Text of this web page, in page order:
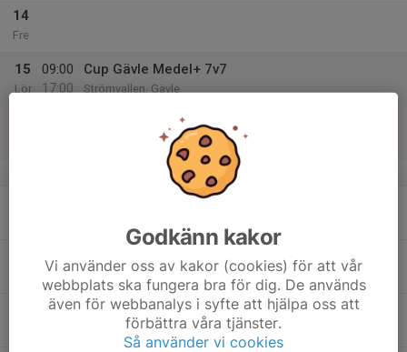
14
Fre
15
Lör
09:00
17:00
Cup Gävle Medel+ 7v7
Strömvallen, Gävle
v.34
18:00
19:30
Träning Ribbyskolan Utomhus
Ribbyskolan, konstgräset
18:00
Träning Hanveden A (Halvplan) Utomhus
Hanveden konstgräsplan, plan A
Godkänn kakor
Vi använder oss av kakor (cookies) för att vår
webbplats ska fungera bra för dig. De används
även för webbanalys i syfte att hjälpa oss att
förbättra våra tjänster.
Så använder vi cookies